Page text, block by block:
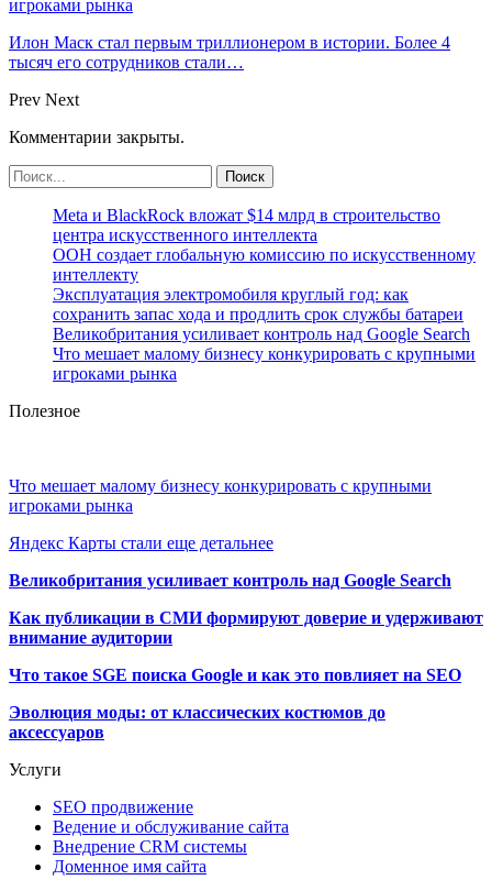
игроками рынка
Илон Маск стал первым триллионером в истории. Более 4
тысяч его сотрудников стали…
Prev Next
Комментарии закрыты.
Meta и BlackRock вложат $14 млрд в строительство
центра искусственного интеллекта
ООН создает глобальную комиссию по искусственному
интеллекту
Эксплуатация электромобиля круглый год: как
сохранить запас хода и продлить срок службы батареи
Великобритания усиливает контроль над Google Search
Что мешает малому бизнесу конкурировать с крупными
игроками рынка
Полезное
Что мешает малому бизнесу конкурировать с крупными
игроками рынка
Яндекс Карты стали еще детальнее
Великобритания усиливает контроль над Google Search
Как публикации в СМИ формируют доверие и удерживают
внимание аудитории
Что такое SGE поиска Google и как это повлияет на SEO
Эволюция моды: от классических костюмов до
аксессуаров
Услуги
SEO продвижение
Ведение и обслуживание сайта
Внедрение CRM системы
Доменное имя сайта